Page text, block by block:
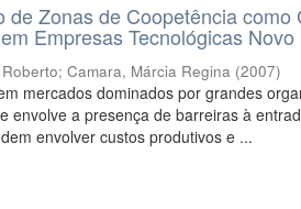
de Zonas de Coopetência
Empresas Tecnológicas
;Camara, Márcia Regina (2007)
mercados dominados por grandes
envolve a presença de barreiras à
envolver custos produtivos e ...